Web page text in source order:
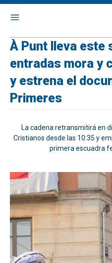
À Punt lleva este
entradas mora y
y estrena el
Primeres
La cadena retransmitirá en
Cristianos desde las 10:35 y
primera escuadra